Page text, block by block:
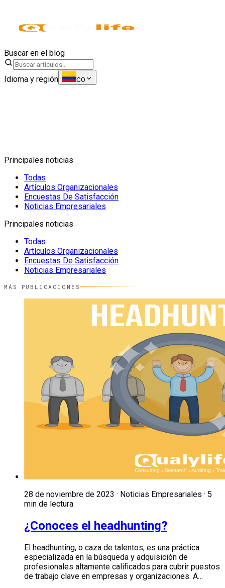
Buscar en el blog
Idioma y región CO
Principales noticias
Todas
Artículos Organizacionales
Encuestas De Satisfacción
Noticias Empresariales
Principales noticias
Todas
Artículos Organizacionales
Encuestas De Satisfacción
Noticias Empresariales
MÁS PUBLICACIONES
28 de noviembre de 2023 · Noticias Empresariales · 5
min de lectura
¿Conoces el headhunting?
El headhunting, o caza de talentos, es una práctica
especializada en la búsqueda y adquisición de
profesionales altamente calificados para cubrir puestos
de trabajo clave en empresas y organizaciones. A…